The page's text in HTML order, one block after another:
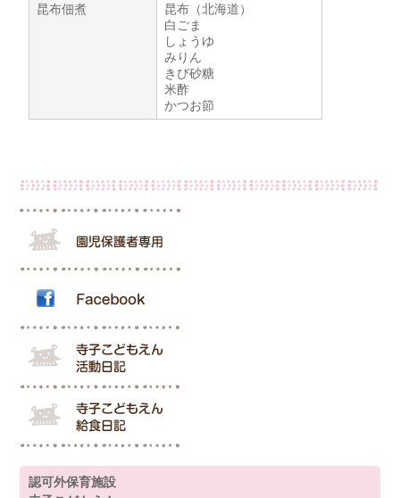
昆布佃煮
昆布（北海道）
白ごま
しょうゆ
みりん
きび砂糖
米酢
かつお節
認可外保育施設